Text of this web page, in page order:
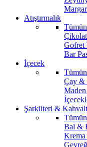
Atıştırmalık
Gofret
Bar
İçecek
Çay &
Maden
Şarküteri &
Bal &